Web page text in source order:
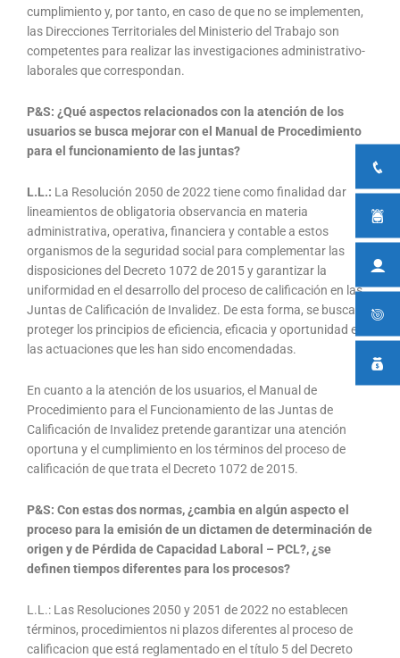
cumplimiento y, por tanto, en caso de que no se implementen,
las Direcciones Territoriales del Ministerio del Trabajo son
competentes para realizar las investigaciones administrativo-
laborales que correspondan.
P&S: ¿Qué aspectos relacionados con la atención de los
usuarios se busca mejorar con el Manual de Procedimiento
para el funcionamiento de las juntas?
L.L.: La Resolución 2050 de 2022 tiene como finalidad dar
lineamientos de obligatoria observancia en materia
administrativa, operativa, financiera y contable a estos
organismos de la seguridad social para complementar las
disposiciones del Decreto 1072 de 2015 y garantizar la
uniformidad en el desarrollo del proceso de calificación en las
Juntas de Calificación de Invalidez. De esta forma, se busca
proteger los principios de eficiencia, eficacia y oportunidad en
las actuaciones que les han sido encomendadas.
En cuanto a la atención de los usuarios, el Manual de
Procedimiento para el Funcionamiento de las Juntas de
Calificación de Invalidez pretende garantizar una atención
oportuna y el cumplimiento en los términos del proceso de
calificación de que trata el Decreto 1072 de 2015.
P&S: Con estas dos normas, ¿cambia en algún aspecto el
proceso para la emisión de un dictamen de determinación de
origen y de Pérdida de Capacidad Laboral – PCL?, ¿se
definen tiempos diferentes para los procesos?
L.L.: Las Resoluciones 2050 y 2051 de 2022 no establecen
términos, procedimientos ni plazos diferentes al proceso de
calificacion que está reglamentado en el título 5 del Decreto